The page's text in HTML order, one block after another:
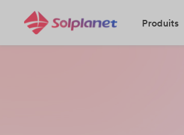
Produits